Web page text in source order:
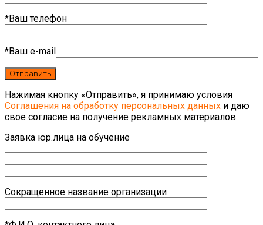
*Ваш телефон
*Ваш e-mail
Нажимая кнопку «Отправить», я принимаю условия
Соглашения на обработку персональных данных и даю
свое согласие на получение рекламных материалов
Заявка юр.лица на обучение
Сокращенное название организации